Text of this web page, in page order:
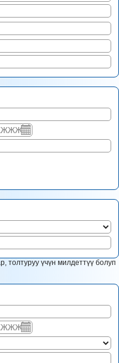
толтуруу үчүн милдеттүү болуп